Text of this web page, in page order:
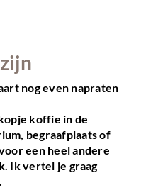
nog even napraten
koffie in de
begraafplaats of
een heel andere
Ik vertel je graag